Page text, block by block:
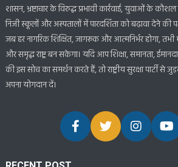
शासन, भ्रष्टाचार के विरुद्ध प्रभावी कार्रवाई, युवाओं के
निजी स्कूलों और अस्पतालों में पारदर्शिता को बढ़ावा देने की
जब हर नागरिक शिक्षित, जागरूक और आत्मनिर्भर होगा,
और समृद्ध राष्ट्र बन सकेगा। यदि आप शिक्षा, समानता,
की इस सोच का समर्थन करते हैं, तो राष्ट्रीय सुरक्षा पार्टी से
अपना योगदान दें।